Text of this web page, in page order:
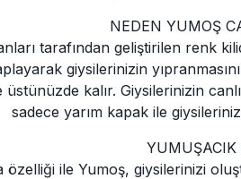
NEDEN YUMOŞ
tarafından geliştirilen renk
giysilerinizin
kalır. Giysilerinizin
sadece yarım kapak ile
YUMUŞACIK
ile Yumoş, giysilerinizi